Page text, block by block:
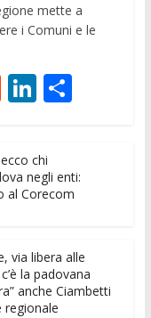
mette a
i Comuni e le
R
di
t
Li
k
e
dI
C
di
vi
chi
negli enti:
al Corecom
via libera alle
la padovana
anche Ciambetti
regionale